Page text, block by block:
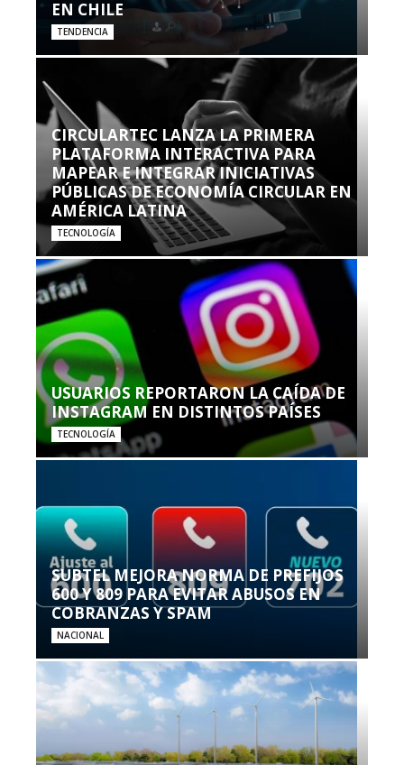
EN CHILE
TENDENCIA
CIRCULARTEC LANZA LA PRIMERA
PLATAFORMA INTERACTIVA PARA
MAPEAR E INTEGRAR INICIATIVAS
PÚBLICAS DE ECONOMÍA CIRCULAR EN
AMÉRICA LATINA
TECNOLOGÍA
USUARIOS REPORTARON LA CAÍDA DE
INSTAGRAM EN DISTINTOS PAÍSES
TECNOLOGÍA
SUBTEL MEJORA NORMA DE PREFIJOS
600 Y 809 PARA EVITAR ABUSOS EN
COBRANZAS Y SPAM
NACIONAL